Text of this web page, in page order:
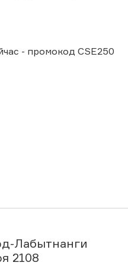
- промокод CSE250
Лабытнанги
2108